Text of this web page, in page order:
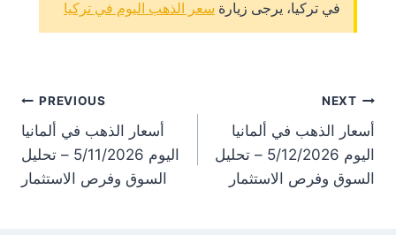
في تركيا، يرجى زيارة سعر الذهب اليوم في تركيا
PREVIOUS
أسعار الذهب في ألمانيا
اليوم 5/11/2026 – تحليل
السوق وفرص الاستثمار
NEXT
أسعار الذهب في ألمانيا
اليوم 5/12/2026 – تحليل
السوق وفرص الاستثمار